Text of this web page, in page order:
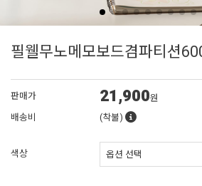
필웰무노메모보드겸파티션
판매가 21,900원
배송비
(착불)
색상